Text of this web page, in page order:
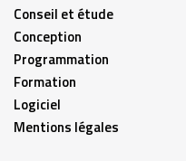
Conseil et étude
Conception
Programmation
Formation
Logiciel
Mentions légales